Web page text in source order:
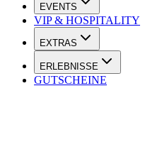
EVENTS
VIP & HOSPITALITY
EXTRAS
ERLEBNISSE
GUTSCHEINE